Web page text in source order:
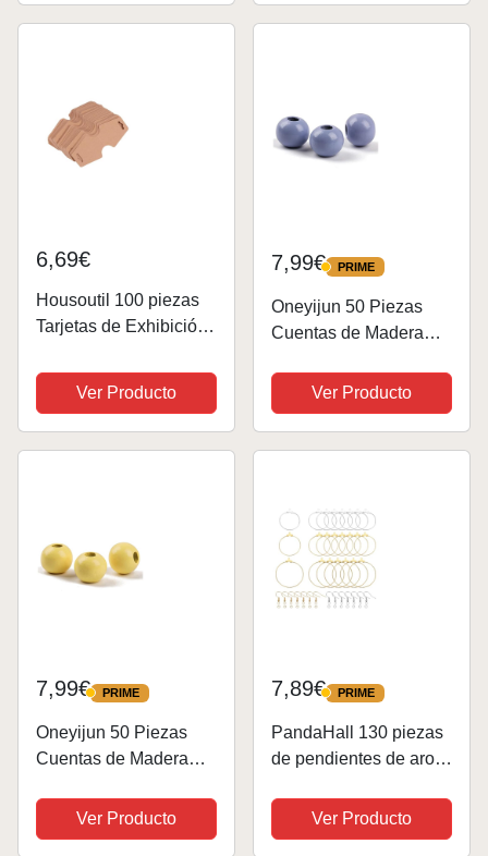
Kinder Adolescentes
Regalos...
con Agujero para
6,69€
Housoutil 100 piezas
Tarjetas de Exhibición
Cartulina Kraft para
Etiquetas y Joyería DIY
Ver Producto
7,99€ PRIME
PRIME
Oneyijun 50 Piezas
Cuentas de Madera
de Colores para
Bisutería DIY -
Abalorios de 20mm
Decoración y...
Ver Producto
7,99€ PRIME
PRIME
Oneyijun 50 Piezas
Cuentas de Madera
de Colores para
Bisutería DIY -
Ver Producto
7,89€ PRIME
PRIME
PandaHall 130 piezas
de pendientes de aro
para pendientes para
hacer joyas (platino y
Ver Producto